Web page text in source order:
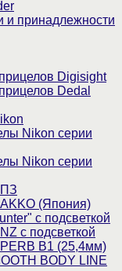
принадлежности
Digisight
Dedal
Nikon серии
Nikon серии
(Япония)
с подсветкой
с подсветкой
B1 (25,4мм)
BODY LINE